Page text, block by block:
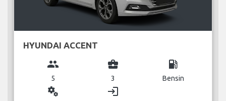
HYUNDAI ACCENT
group
5
business_center
3
local_gas_station
Bensin
miscellaneous_services login